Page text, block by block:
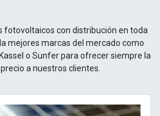
fotovoltaicos con distribución en toda
mejores marcas del mercado como
o Sunfer para ofrecer siempre la
a nuestros clientes.